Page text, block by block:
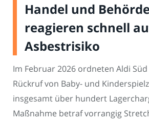
Handel und
reagieren schnell
Asbestrisiko
Im Februar 2026 ordneten Aldi
Rückruf von Baby- und
insgesamt über hundert
Maßnahme betraf vorrangig